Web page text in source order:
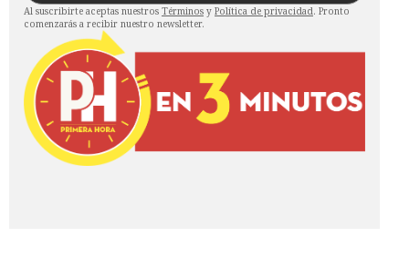
Al suscribirte aceptas nuestros Términos y Política de privacidad. Pronto
comenzarás a recibir nuestro newsletter.